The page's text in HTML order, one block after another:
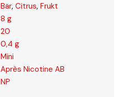
Bär, Citrus, Frukt
8 g
20
0,4 g
Mini
Après Nicotine AB
NP